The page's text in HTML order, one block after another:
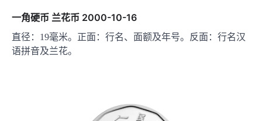
一角硬币 兰花币 2000-10-16
直径：19毫米。正面：行名、面额及年号。反面：行名汉
语拼音及兰花。